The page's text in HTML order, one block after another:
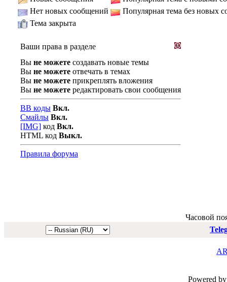
Нет новых сообщений
Популярная тема без новых
Тема закрыта
Ваши права в разделе
Вы не можете создавать новые темы
Вы не можете отвечать в темах
Вы не можете прикреплять вложения
Вы не можете редактировать свои сообщения
BB коды Вкл.
Смайлы Вкл.
[IMG] код Вкл.
HTML код Выкл.
Правила форума
Часовой
Powered